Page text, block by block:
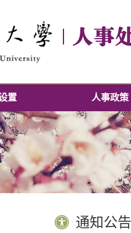
置 人事政策
通知公告